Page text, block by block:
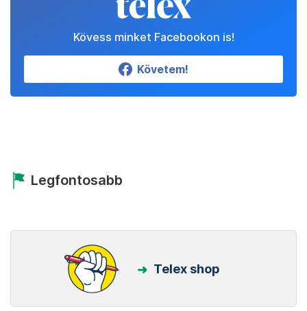
Kövess minket Facebookon is!
Követem!
Legfontosabb
Telex shop